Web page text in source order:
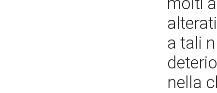
a tali
nella